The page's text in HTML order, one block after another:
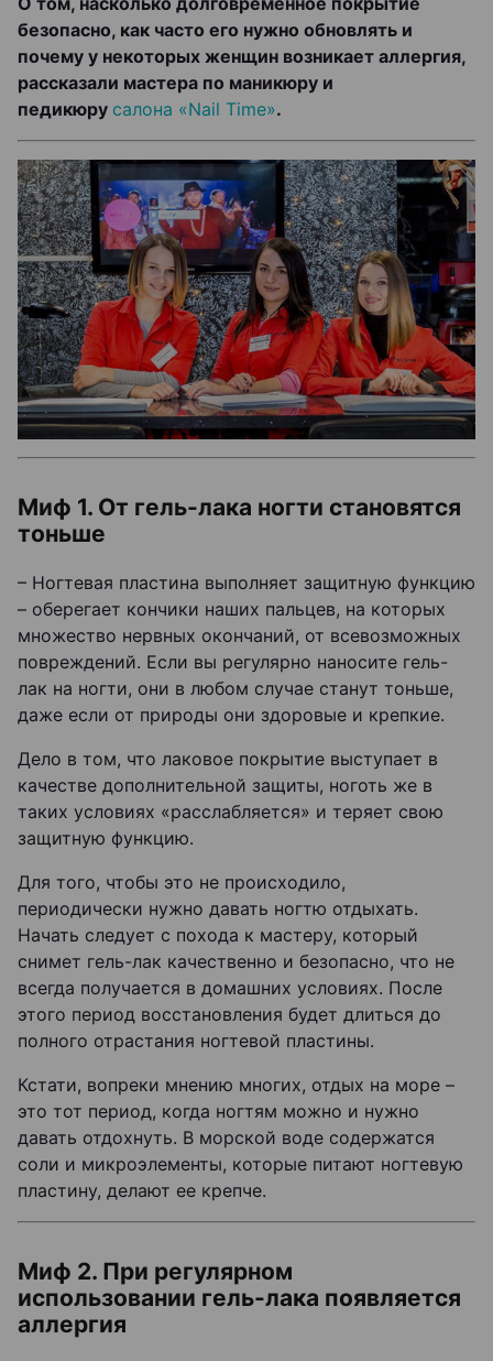
безопасно, как часто его нужно обновлять и
почему у некоторых женщин возникает аллергия,
рассказали мастера по маникюру и
педикюру салона «Nail Time».
Миф 1. От гель-лака ногти становятся
тоньше
– Ногтевая пластина выполняет защитную функцию
– оберегает кончики наших пальцев, на которых
множество нервных окончаний, от всевозможных
повреждений. Если вы регулярно наносите гель-
лак на ногти, они в любом случае станут тоньше,
даже если от природы они здоровые и крепкие.
Дело в том, что лаковое покрытие выступает в
качестве дополнительной защиты, ноготь же в
таких условиях «расслабляется» и теряет свою
защитную функцию.
Для того, чтобы это не происходило,
периодически нужно давать ногтю отдыхать.
Начать следует с похода к мастеру, который
снимет гель-лак качественно и безопасно, что не
всегда получается в домашних условиях. После
этого период восстановления будет длиться до
полного отрастания ногтевой пластины.
Кстати, вопреки мнению многих, отдых на море –
это тот период, когда ногтям можно и нужно
давать отдохнуть. В морской воде содержатся
соли и микроэлементы, которые питают ногтевую
пластину, делают ее крепче.
Миф 2. При регулярном
использовании гель-лака появляется
аллергия